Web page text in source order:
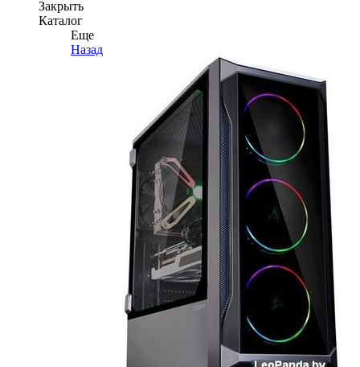
Закрыть
Каталог
Еще
Назад